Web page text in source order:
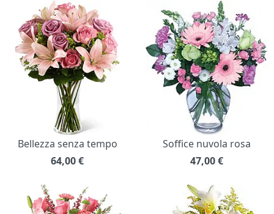
Bellezza senza tempo
64,00€
Soffice nuvola rosa
47,00€